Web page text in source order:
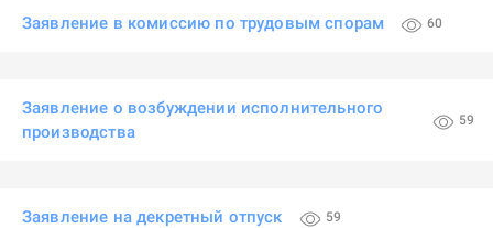
Заявление в комиссию по трудовым спорам 60
Заявление о возбуждении исполнительного
производства
59
Заявление на декретный отпуск 59